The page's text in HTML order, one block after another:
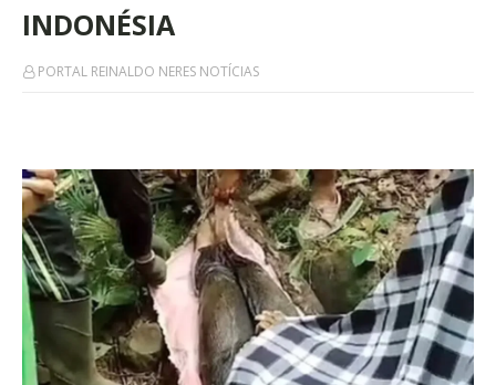
INDONÉSIA
PORTAL REINALDO NERES NOTÍCIAS